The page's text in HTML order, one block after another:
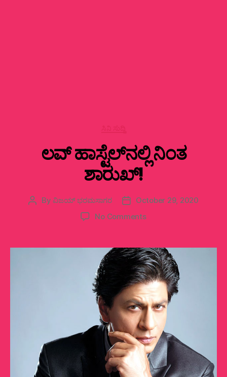
ಲವ್‌ ಹಾಸ್ಟೆಲ್‌ನಲ್ಲಿ ನಿಂತ
ಶಾರುಖ್!
PostByವಿಜಯ್‌ ಭರಮಸಾಗರ
Post
date
October 29, 2020
No Commentson
ನಿಂತ
ಶಾರುಖ್!